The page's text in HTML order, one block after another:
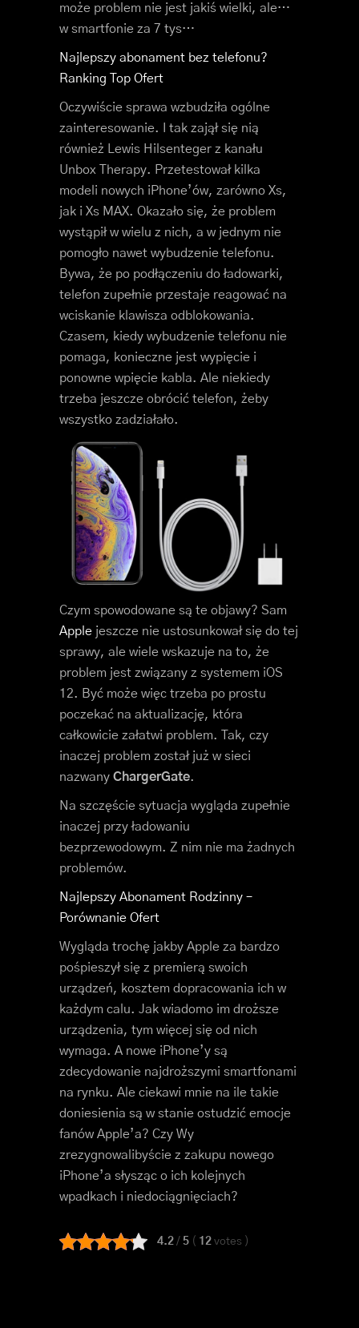
może problem nie jest jakiś wielki, ale…
w smartfonie za 7 tys…
Najlepszy abonament bez telefonu?
Ranking Top Ofert
Oczywiście sprawa wzbudziła ogólne
zainteresowanie. I tak zajął się nią
również Lewis Hilsenteger z kanału
Unbox Therapy. Przetestował kilka
modeli nowych iPhone’ów, zarówno Xs,
jak i Xs MAX. Okazało się, że problem
wystąpił w wielu z nich, a w jednym nie
pomogło nawet wybudzenie telefonu.
Bywa, że po podłączeniu do ładowarki,
telefon zupełnie przestaje reagować na
wciskanie klawisza odblokowania.
Czasem, kiedy wybudzenie telefonu nie
pomaga, konieczne jest wypięcie i
ponowne wpięcie kabla. Ale niekiedy
trzeba jeszcze obrócić telefon, żeby
wszystko zadziałało.
Czym spowodowane są te objawy? Sam
Apple jeszcze nie ustosunkował się do tej
sprawy, ale wiele wskazuje na to, że
problem jest związany z systemem iOS
12. Być może więc trzeba po prostu
poczekać na aktualizację, która
całkowicie załatwi problem. Tak, czy
inaczej problem został już w sieci
nazwany ChargerGate.
Na szczęście sytuacja wygląda zupełnie
inaczej przy ładowaniu
bezprzewodowym. Z nim nie ma żadnych
problemów.
Najlepszy Abonament Rodzinny –
Porównanie Ofert
Wygląda trochę jakby Apple za bardzo
pośpieszył się z premierą swoich
urządzeń, kosztem dopracowania ich w
każdym calu. Jak wiadomo im droższe
urządzenia, tym więcej się od nich
wymaga. A nowe iPhone’y są
zdecydowanie najdroższymi smartfonami
na rynku. Ale ciekawi mnie na ile takie
doniesienia są w stanie ostudzić emocje
fanów Apple’a? Czy Wy
zrezygnowalibyście z zakupu nowego
iPhone’a słysząc o ich kolejnych
wpadkach i niedociągnięciach?
4.2 / 5 ( 12 votes )